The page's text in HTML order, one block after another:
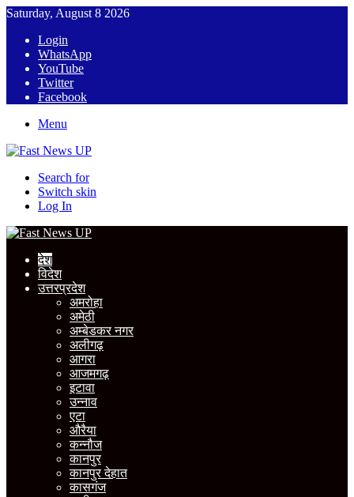
Saturday, August 8 2026
Login
WhatsApp
YouTube
Twitter
Facebook
Menu
Search for
Switch skin
Log In
देश
विदेश
उत्तरप्रदेश
अमरोहा
अमेठी
अम्बेडकर नगर
अलीगढ़
आगरा
आजमगढ़
इटावा
उन्नाव
एटा
औरैया
कन्नौज
कानपुर
कानपुर देहात
कासगंज